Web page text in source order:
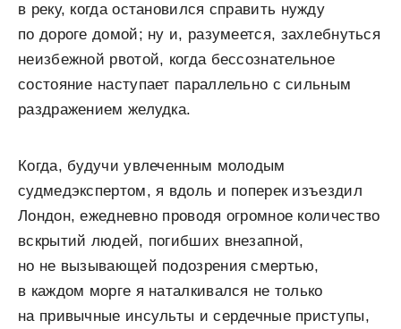
в реку, когда остановился справить нужду
по дороге домой; ну и, разумеется, захлебнуться
неизбежной рвотой, когда бессознательное
состояние наступает параллельно с сильным
раздражением желудка.
Когда, будучи увлеченным молодым
судмедэкспертом, я вдоль и поперек изъездил
Лондон, ежедневно проводя огромное количество
вскрытий людей, погибших внезапной,
но не вызывающей подозрения смертью,
в каждом морге я наталкивался не только
на привычные инсульты и сердечные приступы,